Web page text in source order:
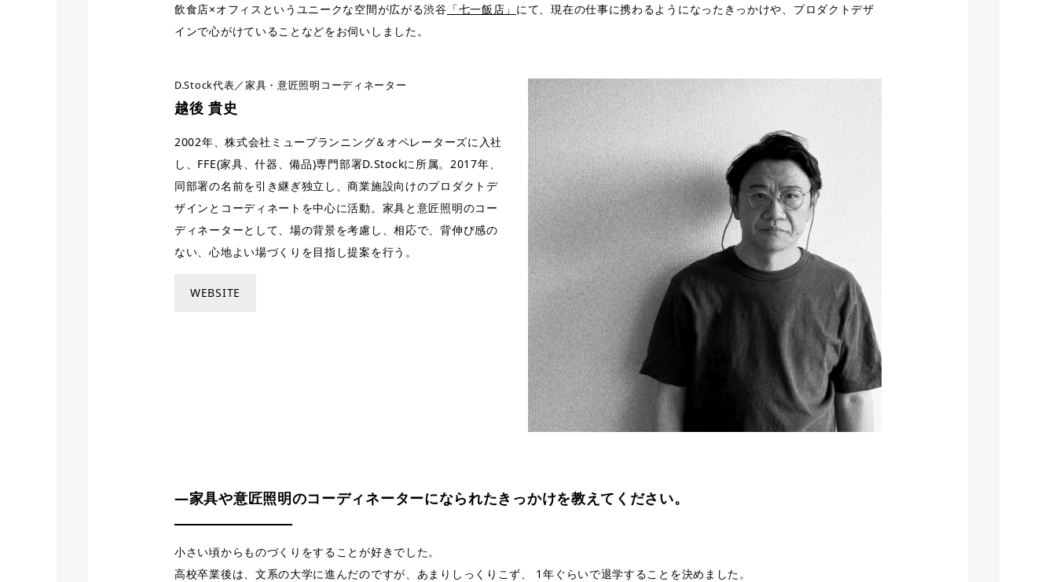
飲食店×オフィスというユニークな空間が広がる渋谷 「七一飯店」 にて、現在の仕事に携わるようになったきっかけや、プロダクトデザ
インで心がけていることなどをお伺いしました。
D.Stock代表／家具・意匠照明コーディネーター
越後 貴史
2002年、株式会社ミュープランニング＆オペレーターズに入社
し、FFE(家具、什器、備品)専門部署D.Stockに所属。2017年、
同部署の名前を引き継ぎ独立し、商業施設向けのプロダクトデ
ザインとコーディネートを中心に活動。家具と意匠照明のコー
ディネーターとして、場の背景を考慮し、相応で、背伸び感の
ない、心地よい場づくりを目指し提案を行う。
WEBSITE
―家具や意匠照明のコーディネーターになられたきっかけを教えてください。
小さい頃からものづくりをすることが好きでした。
高校卒業後は、文系の大学に進んだのですが、あまりしっくりこず、 1年ぐらいで退学することを決めました。